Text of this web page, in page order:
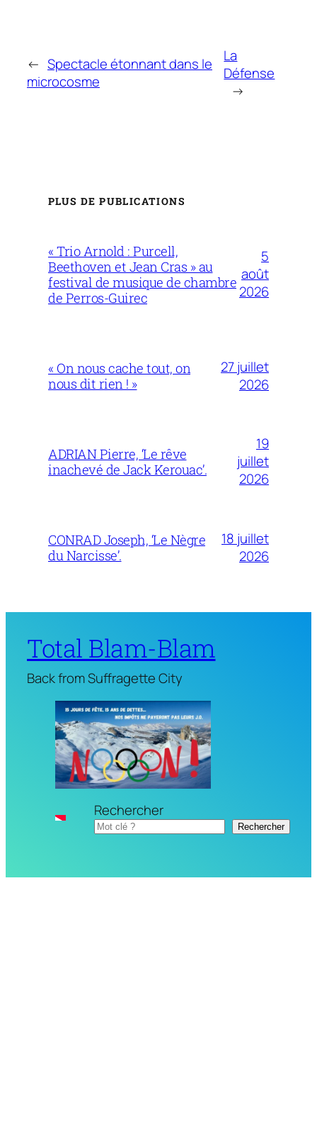
← Spectacle étonnant dans le
microcosme
La
Défense
→
PLUS DE PUBLICATIONS
« Trio Arnold : Purcell,
Beethoven et Jean Cras » au
festival de musique de chambre
de Perros-Guirec
5
août
2026
« On nous cache tout, on
nous dit rien ! »
27 juillet
2026
ADRIAN Pierre, ‘Le rêve
inachevé de Jack Kerouac’.
19
juillet
2026
CONRAD Joseph, ‘Le Nègre
du Narcisse’.
18 juillet
2026
Total Blam-Blam
Back from Suffragette City
Rechercher
Rechercher